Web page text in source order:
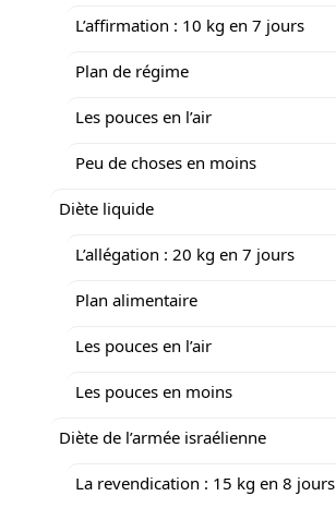
L’affirmation : 10 kg en 7 jours
Plan de régime
Les pouces en l’air
Peu de choses en moins
Diète liquide
L’allégation : 20 kg en 7 jours
Plan alimentaire
Les pouces en l’air
Les pouces en moins
Diète de l’armée israélienne
La revendication : 15 kg en 8 jours